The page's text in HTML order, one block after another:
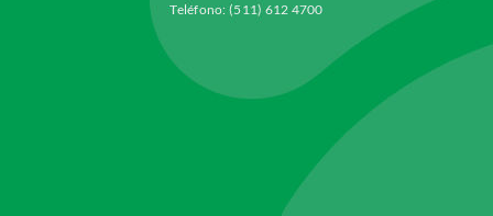
Teléfono: (511) 612 4700